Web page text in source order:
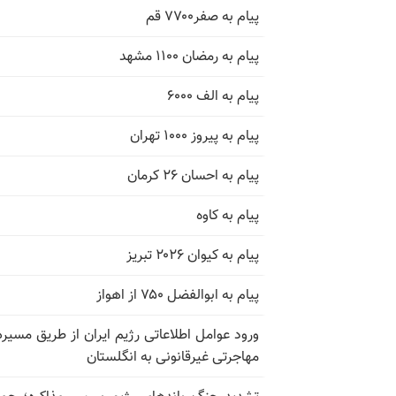
پیام به صفر۷۷۰۰ قم
پیام به رمضان ۱۱۰۰ مشهد
پیام به الف ۶۰۰۰
پیام به پیروز ۱۰۰۰ تهران
پیام به احسان ۲۶ کرمان
پیام به کاوه
پیام به کیوان ۲۰۲۶ تبریز
پیام به ابوالفضل ۷۵۰ از اهواز
ورود عوامل اطلاعاتی رژیم ایران از طریق
مهاجرتی غیرقانونی به انگلستان